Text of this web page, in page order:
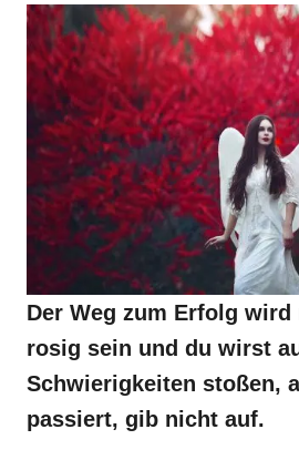
Der Weg zum Erfolg
rosig sein und du wirst
Schwierigkeiten stoßen,
passiert, gib nicht auf.